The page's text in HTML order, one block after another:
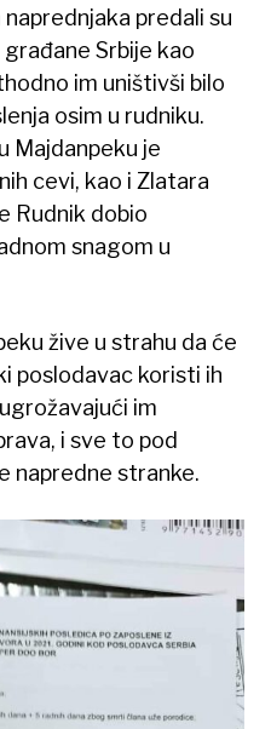
predali su
Srbije kao
im uništivši bilo
osim u rudniku.
Majdanpeku je
cevi, kao i Zlatara
Rudnik dobio
snagom u
žive u strahu da će
poslodavac koristi ih
im
i sve to pod
napredne stranke.